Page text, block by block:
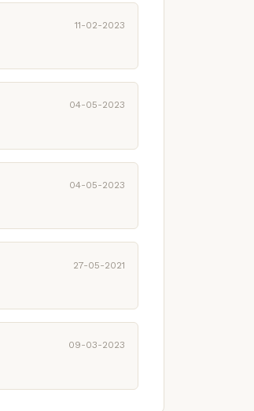
11-02-2023
04-05-2023
04-05-2023
27-05-2021
09-03-2023